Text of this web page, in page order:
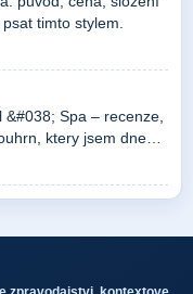
timto stylem.
Spa – recenze,
ktery jsem dnes